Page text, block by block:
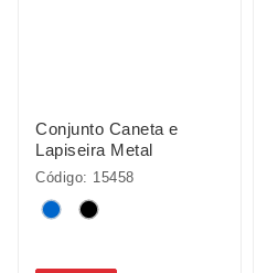
Conjunto Caneta e
Lapiseira Metal
Código: 15458